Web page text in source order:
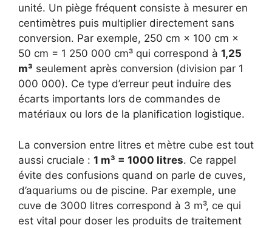
unité. Un piège fréquent consiste à mesurer en
centimètres puis multiplier directement sans
conversion. Par exemple, 250 cm × 100 cm ×
50 cm = 1 250 000 cm³ qui correspond à 1,25
m³ seulement après conversion (division par 1
000 000). Ce type d’erreur peut induire des
écarts importants lors de commandes de
matériaux ou lors de la planification logistique.
La conversion entre litres et mètre cube est tout
aussi cruciale : 1 m³ = 1000 litres. Ce rappel
évite des confusions quand on parle de cuves,
d’aquariums ou de piscine. Par exemple, une
cuve de 3000 litres correspond à 3 m³, ce qui
est vital pour doser les produits de traitement